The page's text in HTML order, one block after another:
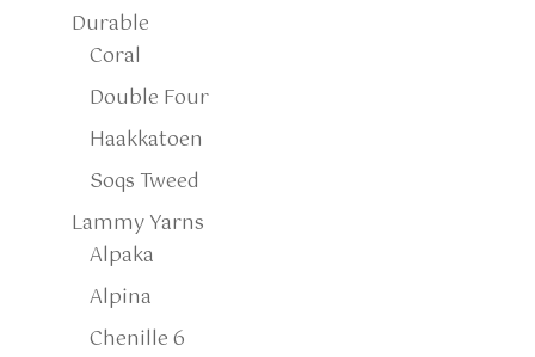
Durable
Coral
Double Four
Haakkatoen
Soqs Tweed
Lammy Yarns
Alpaka
Alpina
Chenille 6